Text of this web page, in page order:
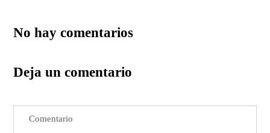
No hay comentarios
Deja un comentario